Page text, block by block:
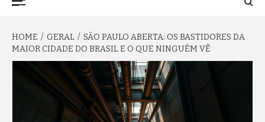
HOME GERAL
SÃO PAULO ABERTA: OS BASTIDORES DA
MAIOR CIDADE DO BRASIL E O QUE NINGUÉM VÊ